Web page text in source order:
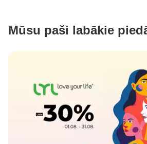
Mūsu paši labākie